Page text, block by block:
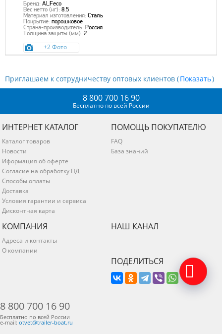
Бренд: ALFeco
Вес нетто (кг): 8.5
Материал изготовления: Сталь
Покрытие: порошковое
Страна-производитель: Россия
Толщина защиты (мм): 2
+2 Фото
Приглашаем к сотрудничеству оптовых клиентов ( )
8 800 700 16 90
Бесплатно по всей России
ИНТЕРНЕТ КАТАЛОГ
Каталог товаров
Новости
Иформация об оферте
Согласие на обработку ПД
Способы оплаты
Доставка
Условия гарантии и сервиса
Дисконтная карта
ПОМОЩЬ ПОКУПАТЕЛЮ
FAQ
База знаний
КОМПАНИЯ
Адреса и контакты
О компании
НАШ КАНАЛ
ПОДЕЛИТЬСЯ
8 800 700 16 90
Бесплатно по всей России
e-mail: otvet@trailer-boat.ru